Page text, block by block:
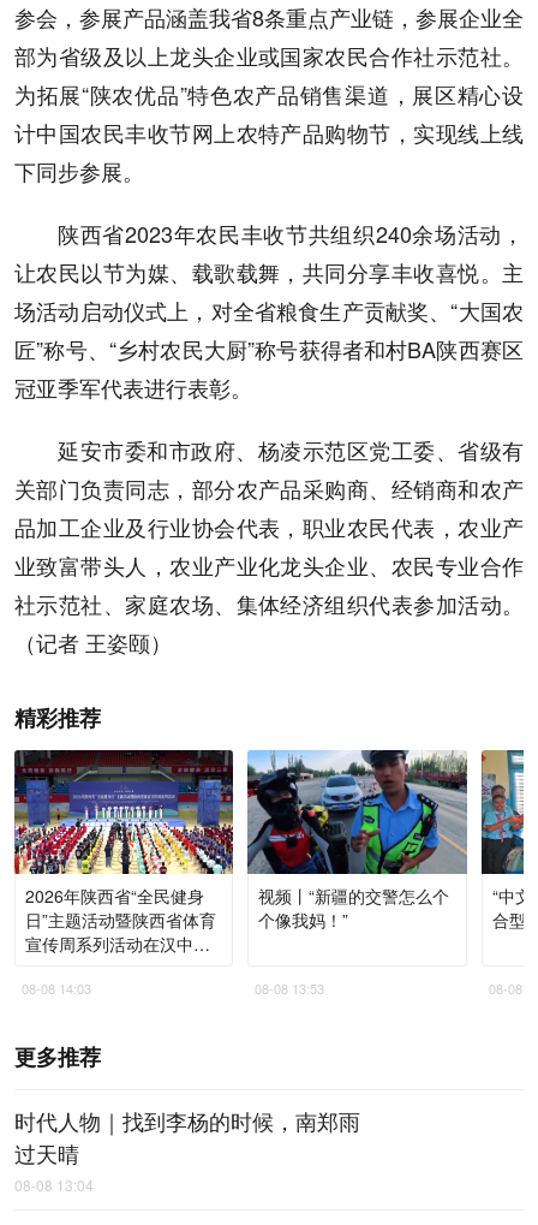
参会，参展产品涵盖我省8条重点产业链，参展企业全
部为省级及以上龙头企业或国家农民合作社示范社。
为拓展“陕农优品”特色农产品销售渠道，展区精心设
计中国农民丰收节网上农特产品购物节，实现线上线
下同步参展。
陕西省2023年农民丰收节共组织240余场活动，
让农民以节为媒、载歌载舞，共同分享丰收喜悦。主
场活动启动仪式上，对全省粮食生产贡献奖、“大国农
匠”称号、“乡村农民大厨”称号获得者和村BA陕西赛区
冠亚季军代表进行表彰。
延安市委和市政府、杨凌示范区党工委、省级有
关部门负责同志，部分农产品采购商、经销商和农产
品加工企业及行业协会代表，职业农民代表，农业产
业致富带头人，农业产业化龙头企业、农民专业合作
社示范社、家庭农场、集体经济组织代表参加活动。
（记者 王姿颐）
精彩推荐
2026年陕西省“全民健身
日”主题活动暨陕西省体育
宣传周系列活动在汉中启
08-08 14:03
视频丨“新疆的交警怎么个
个像我妈！”
08-08 13:53
“中
合型
08-08
更多推荐
时代人物｜找到李杨的时候，南郑雨
过天晴
08-08 13:04